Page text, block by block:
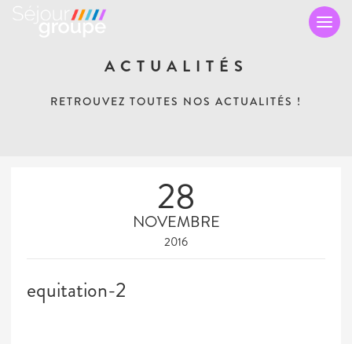
ACTUALITÉS
RETROUVEZ TOUTES NOS ACTUALITÉS !
28
NOVEMBRE
2016
equitation-2